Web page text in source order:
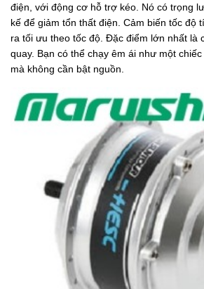
điện, với động cơ hỗ trợ kéo. Nó có trọng
kế để giảm tổn thất điện. Cảm biến tốc độ
ra tối ưu theo tốc độ. Đặc điểm lớn nhất là
quay. Bạn có thể chạy êm ái như một
mà không cần bật nguồn.